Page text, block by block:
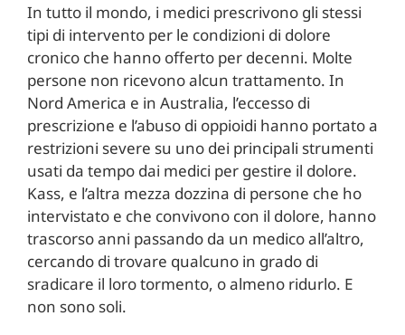
In tutto il mondo, i medici prescrivono gli stessi
tipi di intervento per le condizioni di dolore
cronico che hanno offerto per decenni. Molte
persone non ricevono alcun trattamento. In
Nord America e in Australia, l’eccesso di
prescrizione e l’abuso di oppioidi hanno portato a
restrizioni severe su uno dei principali strumenti
usati da tempo dai medici per gestire il dolore.
Kass, e l’altra mezza dozzina di persone che ho
intervistato e che convivono con il dolore, hanno
trascorso anni passando da un medico all’altro,
cercando di trovare qualcuno in grado di
sradicare il loro tormento, o almeno ridurlo. E
non sono soli.